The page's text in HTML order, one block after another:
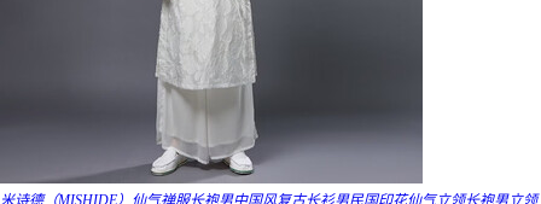
米诗德（MISHIDE）仙气禅服长袍男中国风复古长衫男民国印花仙气立领长袍男立领